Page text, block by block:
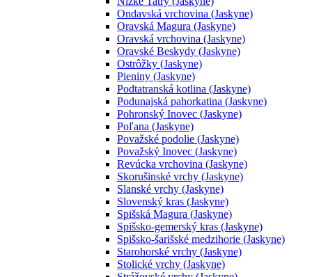
Ondavská vrchovina (Jaskyne)
Oravská Magura (Jaskyne)
Oravská vrchovina (Jaskyne)
Oravské Beskydy (Jaskyne)
Ostrôžky (Jaskyne)
Pieniny (Jaskyne)
Podtatranská kotlina (Jaskyne)
Podunajská pahorkatina (Jaskyne)
Pohronský Inovec (Jaskyne)
Poľana (Jaskyne)
Považské podolie (Jaskyne)
Považský Inovec (Jaskyne)
Revúcka vrchovina (Jaskyne)
Skorušinské vrchy (Jaskyne)
Slanské vrchy (Jaskyne)
Slovenský kras (Jaskyne)
Spišská Magura (Jaskyne)
Spišsko-gemerský kras (Jaskyne)
Spišsko-šarišské medzihorie (Jaskyne)
Starohorské vrchy (Jaskyne)
Stolické vrchy (Jaskyne)